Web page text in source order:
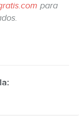
para